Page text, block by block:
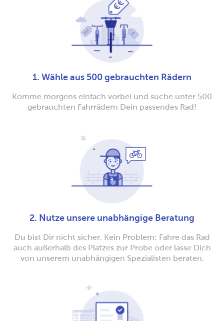
1. Wähle aus 500 gebrauchten Rädern
Komme morgens einfach vorbei und suche unter 500
gebrauchten Fahrrädern Dein passendes Rad!
2. Nutze unsere unabhängige Beratung
Du bist Dir nicht sicher. Kein Problem: Fahre das Rad
auch außerhalb des Platzes zur Probe oder lasse Dich
von unserem unabhängigen Spezialisten beraten.